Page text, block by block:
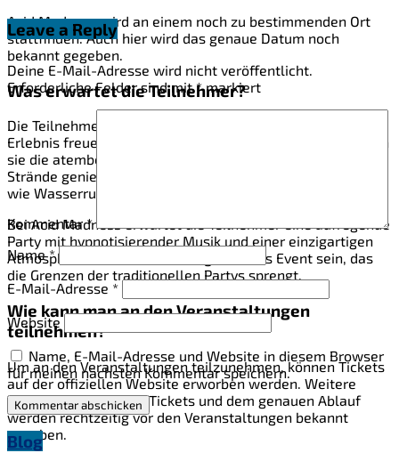
Acid Madness wird an einem noch zu bestimmenden Ort
stattfinden. Auch hier wird das genaue Datum noch
bekannt gegeben.
Was erwartet die Teilnehmer?
Die Teilnehmer können sich auf ein unvergessliches
Erlebnis freuen. Bei Caribbean Slide Nguyen Duy Tri können
sie die atemberaubende Naturkulisse der karibischen
Strände genießen und sich bei verschiedenen Aktivitäten
wie Wasserrutschen und Spielen im Meer vergnügen.
Bei Acid Madness erwartet die Teilnehmer eine aufregende
Party mit hypnotisierender Musik und einer einzigartigen
Atmosphäre. Es wird ein unvergessliches Event sein, das
die Grenzen der traditionellen Partys sprengt.
Wie kann man an den Veranstaltungen
teilnehmen?
Um an den Veranstaltungen teilzunehmen, können Tickets
auf der offiziellen Website erworben werden. Weitere
Informationen zu den Tickets und dem genauen Ablauf
werden rechtzeitig vor den Veranstaltungen bekannt
gegeben.
Leave a Reply
Deine E-Mail-Adresse wird nicht veröffentlicht.
Erforderliche Felder sind mit*markiert
Kommentar*
Name*
E-Mail-Adresse *
Website
Name, E-Mail-Adresse und Website in diesem Browser
für meinen nächsten Kommentar speichern.
Blog